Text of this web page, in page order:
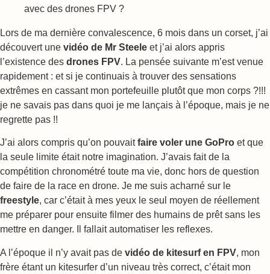
avec des drones FPV ?
Lors de ma dernière convalescence, 6 mois dans un corset, j’ai
découvert une vidéo de Mr Steele et j’ai alors appris
l’existence des drones FPV. La pensée suivante m’est venue
rapidement : et si je continuais à trouver des sensations
extrêmes en cassant mon portefeuille plutôt que mon corps ?!!!
je ne savais pas dans quoi je me lançais à l’époque, mais je ne
regrette pas !!
J’ai alors compris qu’on pouvaitfaire voler une GoPro et que
la seule limite était notre imagination. J’avais fait de la
compétition chronométré toute ma vie, donc hors de question
de faire de la race en drone. Je me suis acharné sur le
freestyle, car c’était à mes yeux le seul moyen de réellement
me préparer pour ensuite filmer des humains de prêt sans les
mettre en danger. Il fallait automatiser les reflexes.
A l’époque il n’y avait pas de vidéo de kitesurf en FPV, mon
frère étant un kitesurfer d’un niveau très correct, c’était mon